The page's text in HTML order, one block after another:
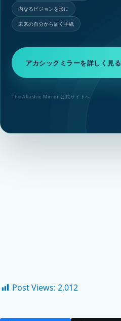
内なるビジョンを形に
未来の自分から届く手紙
アカシックミラーを詳しく見る
The Akashic Mirror 公式サイトへ
Post Views: 2,012